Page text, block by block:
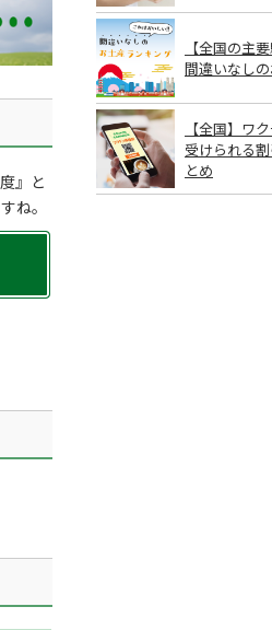
』と
ね。
【全国の主
間違いなし
【全国】ワ
受けられる
とめ